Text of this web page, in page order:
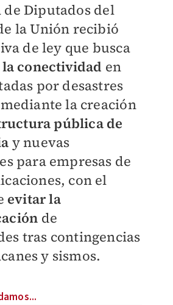
de Diputados del
la Unión recibió
de ley que busca
conectividad en
por desastres
la creación
pública de
y nuevas
para empresas de
con el
evitar la
de
tras contingencias
y sismos.